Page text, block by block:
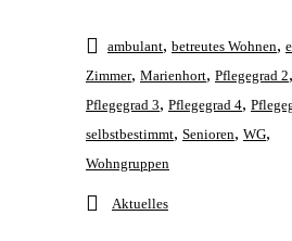
ambulant, betreutes Wohnen,
Zimmer, Marienhort, Pflegegrad 2,
Pflegegrad 3, Pflegegrad 4,
selbstbestimmt, Senioren, WG,
Wohngruppen
Aktuelles